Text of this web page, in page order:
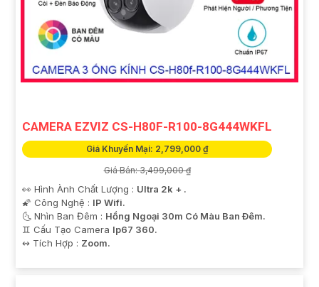
CAMERA EZVIZ CS-H80F-R100-8G444WKFL
Giá Khuyến Mại: 2,799,000 ₫
Giá Bán: 3,499,000 ₫
👀 Hình Ành Chất Lượng : Ultra 2k + .
🌠 Công Nghệ : IP Wifi.
🌜 Nhìn Ban Đêm : Hồng Ngoại 30m Có Màu Ban Ðêm.
♊ Cấu Tạo Camera Ip67 360.
️↭ Tích Hợp : Zoom.